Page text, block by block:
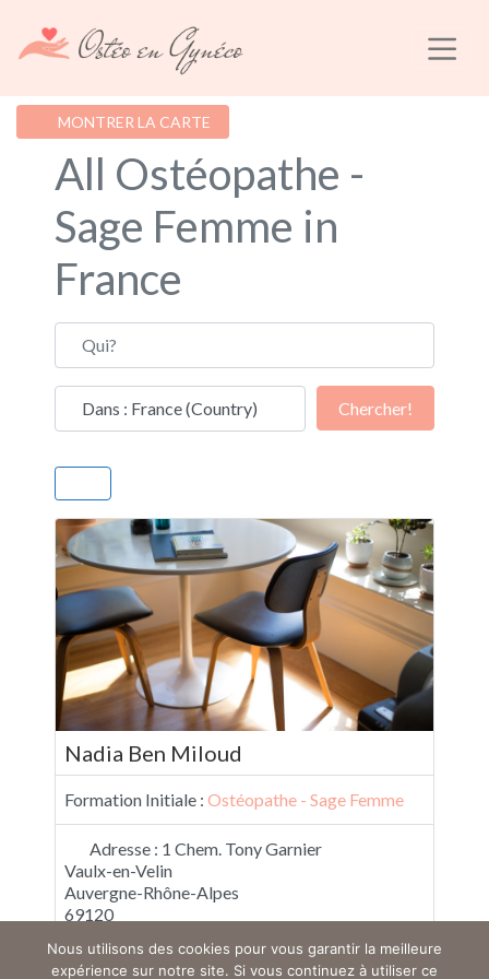
MONTRER LA CARTE
All Ostéopathe -
Sage Femme in
France
Qui?
Où?
Chercher!
Nadia Ben Miloud
Formation Initiale : Ostéopathe - Sage Femme
Adresse : 1 Chem. Tony Garnier
Vaulx-en-Velin
Auvergne-Rhône-Alpes
69120
Nous utilisons des cookies pour vous garantir la meilleure
expérience sur notre site. Si vous continuez à utiliser ce